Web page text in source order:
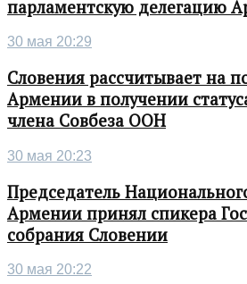
парламентскую делегацию
30 мая 20:29
Словения рассчитывает на
Армении в получении
члена Совбеза ООН
30 мая 20:23
Председатель
Армении принял спикера
собрания Словении
30 мая 20:22